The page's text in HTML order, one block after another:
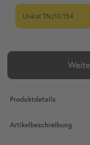
UnikatTNJ10.154
Produktdetails
Artikelbeschreibung